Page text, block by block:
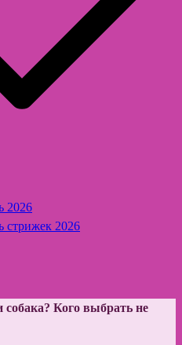
2026
стрижек 2026
Кого выбрать не